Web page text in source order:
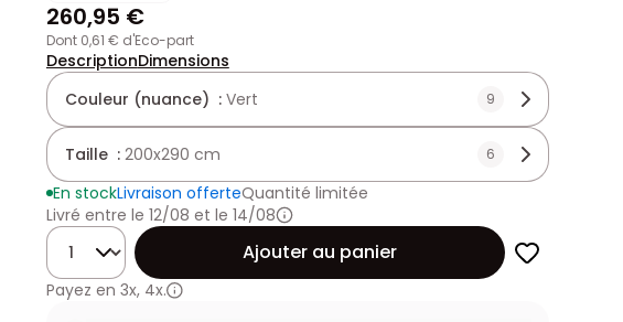
260,95 €
dont 0,61 € d'Eco-part
DescriptionDimensions
Couleur (nuance) : Vert 9
Taille : 200x290 cm 6
En stockLivraison offerteQuantité limitée
Livré entre le 12/08 et le 14/08
Quantité
Ajouter au panier
Payez en 3x, 4x.